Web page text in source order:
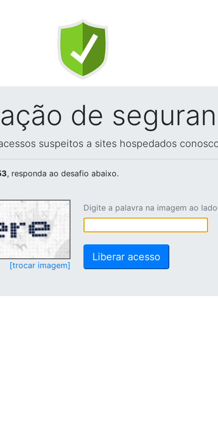
de
suspeitos a sites hospedados
, responda ao desafio abaixo.
[trocar imagem]
Digite a palavra na imagem ao